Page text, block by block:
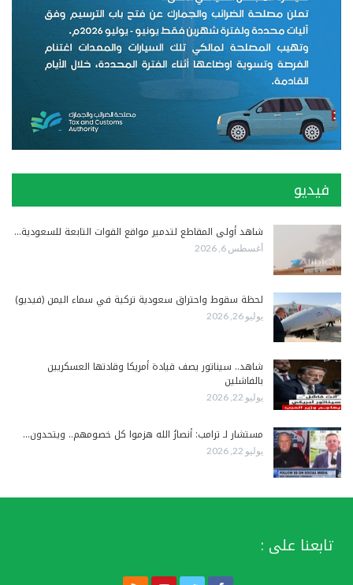
فيديو
شاهد أولى المقاطع لتدمير مواقع القوات التابعة للسعودية…
أغسطس 6, 2026
لحظة سقوط واحتراق سعودية تركية في سماء اليمن (فيديو)
يوليو 26, 2026
شاهد.. سيناتور يصف قيادة أمريكا وقادتها العسكريين
بالفاشلين
يوليو 22, 2026
مستشار لـ ترامب: أنصارُ الله هزموا كل خصومهم.. ويتحدون…
يوليو 22, 2026
تابعنا على :